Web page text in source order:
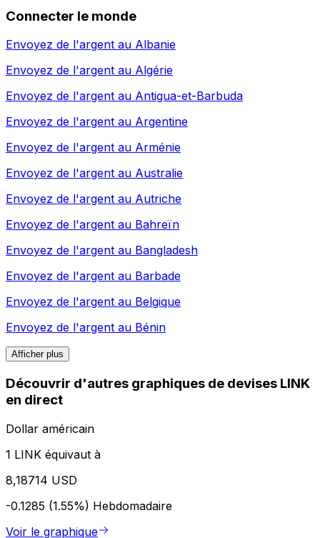
Connecter le monde
Envoyez de l'argent au Albanie
Envoyez de l'argent au Algérie
Envoyez de l'argent au Antigua-et-Barbuda
Envoyez de l'argent au Argentine
Envoyez de l'argent au Arménie
Envoyez de l'argent au Australie
Envoyez de l'argent au Autriche
Envoyez de l'argent au Bahreïn
Envoyez de l'argent au Bangladesh
Envoyez de l'argent au Barbade
Envoyez de l'argent au Belgique
Envoyez de l'argent au Bénin
Afficher plus
Découvrir d'autres graphiques de devises LINK
en direct
Dollar américain
1 LINK équivaut à
8,18714 USD
-0.1285 (1.55%) Hebdomadaire
Voir le graphique